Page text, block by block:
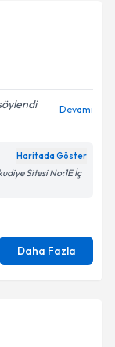
Devamı
Haritada Göster
Sitesi No:1E İç
Daha Fazla